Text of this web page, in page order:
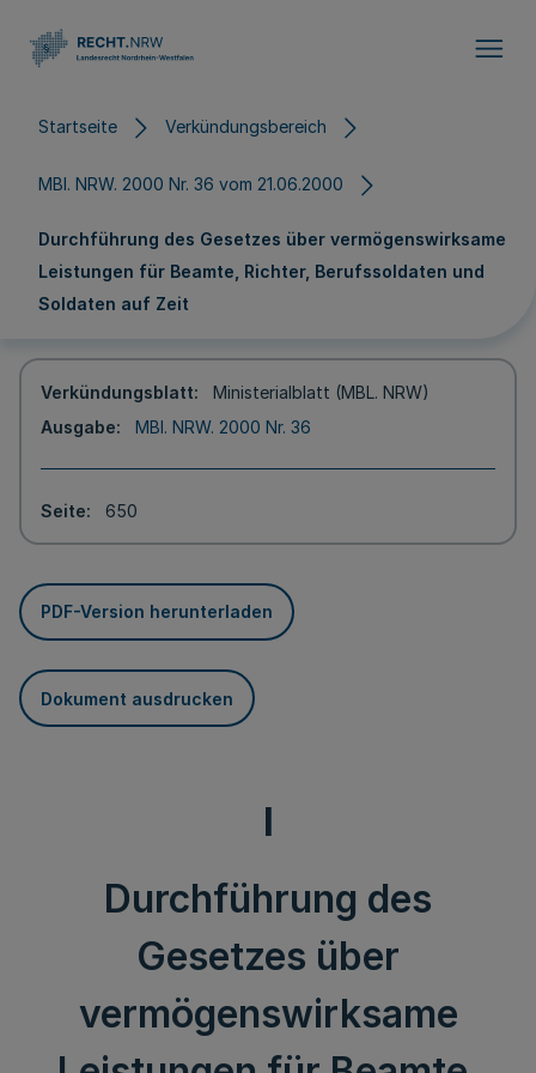
Startseite Verkündungsbereich
MBl. NRW. 2000 Nr. 36 vom 21.06.2000
Durchführung des Gesetzes über vermögenswirksame
Leistungen für Beamte, Richter, Berufssoldaten und
Soldaten auf Zeit
Verkündungsblatt
Ministerialblatt (MBL. NRW)
Ausgabe
MBl. NRW. 2000 Nr. 36
Seite 650
PDF-Version herunterladen
Dokument ausdrucken
I
Durchführung des
Gesetzes über
vermögenswirksame